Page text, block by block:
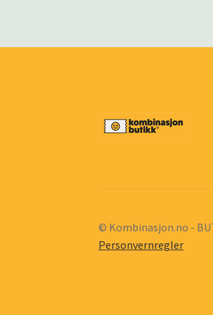
© Kombinasjon.no -
Personvernregler